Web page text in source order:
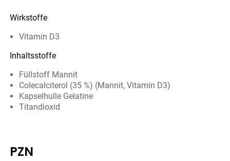
Wirkstoffe
Vitamin D3
Inhaltsstoffe
Füllstoff Mannit
Colecalciterol (35 %) (Mannit, Vitamin D3)
Kapselhulle Gelatine
Titandioxid
PZN